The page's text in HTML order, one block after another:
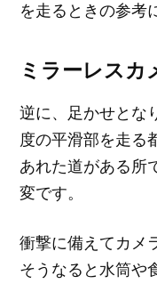
を走るときの参考
ミラーレスカ
逆に、足かせとな
度の平滑部を走る
あれた道がある所
変です。
衝撃に備えてカメ
そうなると水筒や